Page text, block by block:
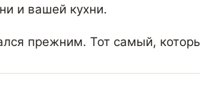
и вашей кухни.
прежним. Тот самый,